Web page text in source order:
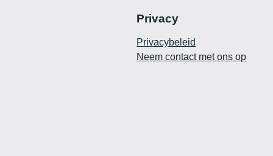
Privacy
Privacybeleid
Neem contact met ons op